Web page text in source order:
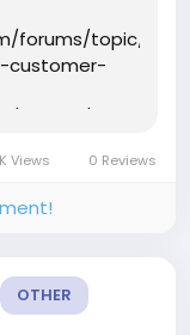
forums/topic/13-
customer-
forums/topic/13-
forums...
Views 0 Reviews
OTHER